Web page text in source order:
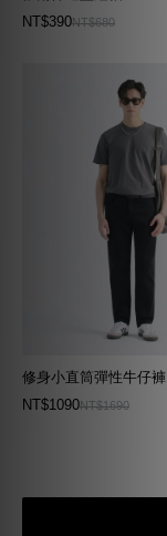
NT$390NT$680
修身小直筒彈性牛仔褲
NT$1090NT$1690